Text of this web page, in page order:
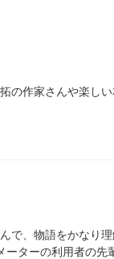
の作家さんや楽しい
で、物語をかなり
ーターの利用者の先